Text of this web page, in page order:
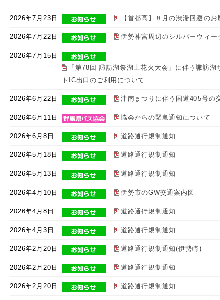
2026年7月23日 【首都高】８月の渋滞回避の
2026年7月22日 伊勢神宮周辺のシルバーウィ
2026年7月15日
「第78回 諏訪湖祭湖上花火大会」に伴う諏訪
トIC出口のご利用について
2026年6月22日 津南まつりに伴う国道405号の
2026年6月11日 協会からの緊急通知について
2026年6月8日 道路通行規制通知
2026年5月18日 道路通行規制通知
2026年5月13日 道路通行規制通知
2026年4月10日 伊勢市のGW交通案内図
2026年4月8日 道路通行規制通知
2026年4月3日 道路通行規制通知
2026年2月20日 道路通行規制通知(伊勢崎)
2026年2月20日 道路通行規制通知
2026年2月20日 道路通行規制通知